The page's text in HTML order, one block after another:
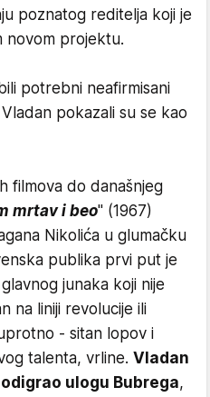
poznatog reditelja koji je
novom projektu.
potrebni neafirmisani
pokazali su se kao
filmova do današnjeg
mrtav i beo" (1967)
Nikolića u glumačku
publika prvi put je
junaka koji nije
na liniji revolucije ili
- sitan lopov i
talenta, vrline. Vladan
ulogu Bubrega,